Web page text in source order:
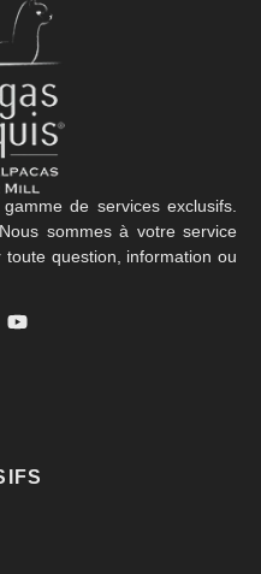
de services exclusifs.
sommes à votre service
question, information ou